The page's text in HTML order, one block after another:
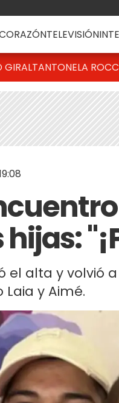
TELEVISIÓN
GIRALTANTONELA
el alta y volvió
y Aimé.